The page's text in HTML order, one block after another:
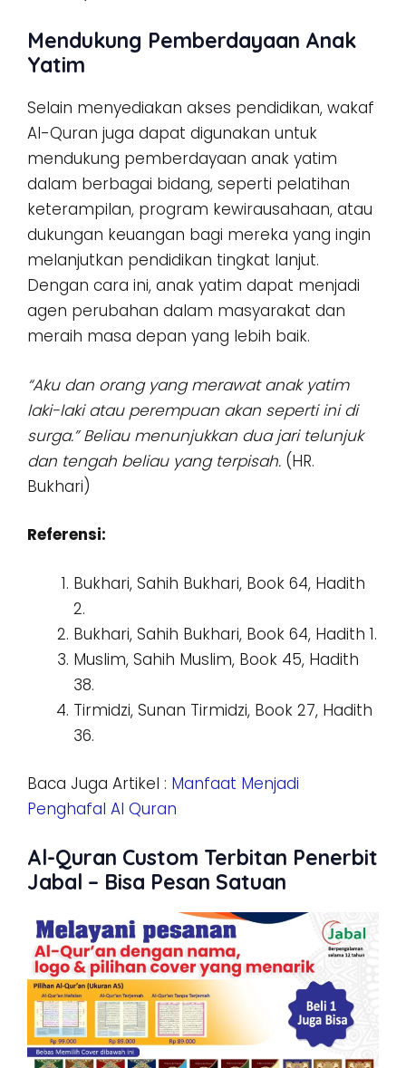
Mendukung Pemberdayaan Anak
Yatim
Selain menyediakan akses pendidikan, wakaf
Al-Quran juga dapat digunakan untuk
mendukung pemberdayaan anak yatim
dalam berbagai bidang, seperti pelatihan
keterampilan, program kewirausahaan, atau
dukungan keuangan bagi mereka yang ingin
melanjutkan pendidikan tingkat lanjut.
Dengan cara ini, anak yatim dapat menjadi
agen perubahan dalam masyarakat dan
meraih masa depan yang lebih baik.
“Aku dan orang yang merawat anak yatim
laki-laki atau perempuan akan seperti ini di
surga.” Beliau menunjukkan dua jari telunjuk
dan tengah beliau yang terpisah. (HR.
Bukhari)
Referensi:
Bukhari, Sahih Bukhari, Book 64, Hadith
2.
Bukhari, Sahih Bukhari, Book 64, Hadith 1.
Muslim, Sahih Muslim, Book 45, Hadith
38.
Tirmidzi, Sunan Tirmidzi, Book 27, Hadith
36.
Baca Juga Artikel : Manfaat Menjadi
Penghafal Al Quran
Al-Quran Custom Terbitan Penerbit
Jabal – Bisa Pesan Satuan